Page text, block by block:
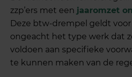
zzp’ers met een jaaromzet
Deze btw-drempel geldt
ongeacht het type werk dat
voldoen aan specifieke
te kunnen maken van de